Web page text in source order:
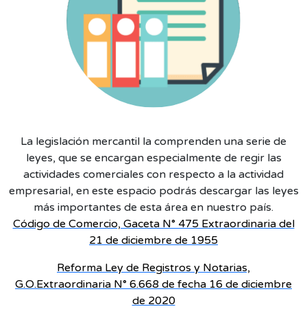
La legislación mercantil la comprenden una serie de
leyes, que se encargan especialmente de regir las
actividades comerciales con respecto a la actividad
empresarial, en este espacio podrás descargar las leyes
Código de Comercio, Gaceta N° 475 Extraordinaria del
21 de diciembre de 1955
Reforma Ley de Registros y Notarias,
G.O.Extraordinaria N° 6.668 de fecha 16 de diciembre
de 2020